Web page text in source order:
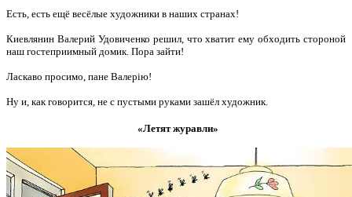
Есть, есть ещё весёлые художники в наших странах!
Киевлянин Валерий Удовиченко решил, что хватит ему обходить стороной
наш гостеприимный домик. Пора зайти!
Ласкаво просимо, пане Валерію!
Ну и, как говорится, не с пустыми руками зашёл художник.
«Летят журавли»